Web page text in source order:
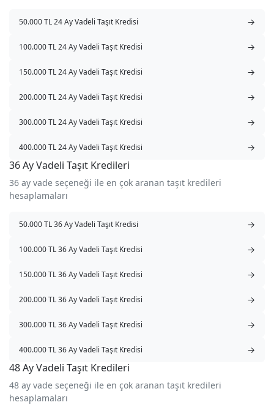
50.000 TL 24 Ay Vadeli Taşıt Kredisi →
100.000 TL 24 Ay Vadeli Taşıt Kredisi →
150.000 TL 24 Ay Vadeli Taşıt Kredisi →
200.000 TL 24 Ay Vadeli Taşıt Kredisi →
300.000 TL 24 Ay Vadeli Taşıt Kredisi →
400.000 TL 24 Ay Vadeli Taşıt Kredisi →
36 Ay Vadeli Taşıt Kredileri
36 ay vade seçeneği ile en çok aranan taşıt kredileri
hesaplamaları
50.000 TL 36 Ay Vadeli Taşıt Kredisi →
100.000 TL 36 Ay Vadeli Taşıt Kredisi →
150.000 TL 36 Ay Vadeli Taşıt Kredisi →
200.000 TL 36 Ay Vadeli Taşıt Kredisi →
300.000 TL 36 Ay Vadeli Taşıt Kredisi →
400.000 TL 36 Ay Vadeli Taşıt Kredisi →
48 Ay Vadeli Taşıt Kredileri
48 ay vade seçeneği ile en çok aranan taşıt kredileri
hesaplamaları